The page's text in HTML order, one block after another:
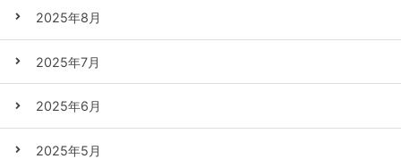
2025年8月
2025年7月
2025年6月
2025年5月